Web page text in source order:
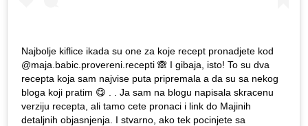
Najbolje kiflice ikada su one za koje recept pronadjete kod
@maja.babic.provereni.recepti 🙈 I gibaja, isto! To su dva
recepta koja sam najvise puta pripremala a da su sa nekog
bloga koji pratim 😋 . . Ja sam na blogu napisala skracenu
verziju recepta, ali tamo cete pronaci i link do Majinih
detaljnih objasnjenja. I stvarno, ako tek pocinjete sa